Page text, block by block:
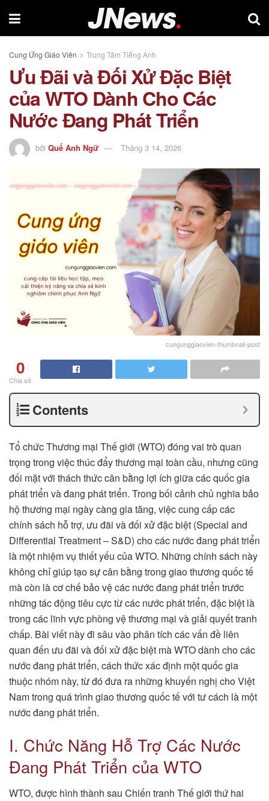
Cung Ứng Giáo Viên Trung Tâm Tiếng Anh
Ưu Đãi và Đối Xử Đặc Biệt
của WTO Dành Cho Các
Nước Đang Phát Triển
bởi Quế Anh Ngữ Tháng 3 14, 2026
cungunggiaovien-thumbnail-post
0
Chia sẻ
Contents
Tổ chức Thương mại Thế giới (WTO) đóng vai trò quan
trọng trong việc thúc đẩy thương mại toàn cầu, nhưng cũng
đối mặt với thách thức cân bằng lợi ích giữa các quốc gia
phát triển và đang phát triển. Trong bối cảnh chủ nghĩa bảo
hộ thương mại ngày càng gia tăng, việc cung cấp các
chính sách hỗ trợ, ưu đãi và đối xử đặc biệt (Special and
Differential Treatment – S&D) cho các nước đang phát triển
là một nhiệm vụ thiết yếu của WTO. Những chính sách này
không chỉ giúp tạo sự cân bằng trong giao thương quốc tế
mà còn là cơ chế bảo vệ các nước đang phát triển trước
những tác động tiêu cực từ các nước phát triển, đặc biệt là
trong các lĩnh vực phòng vệ thương mại và giải quyết tranh
chấp. Bài viết này đi sâu vào phân tích các vấn đề liên
quan đến ưu đãi và đối xử đặc biệt mà WTO dành cho các
nước đang phát triển, cách thức xác định một quốc gia
thuộc nhóm này, từ đó đưa ra những khuyến nghị cho Việt
Nam trong quá trình giao thương quốc tế với tư cách là một
nước đang phát triển.
I. Chức Năng Hỗ Trợ Các Nước
Đang Phát Triển của WTO
WTO, được hình thành sau Chiến tranh Thế giới thứ hai